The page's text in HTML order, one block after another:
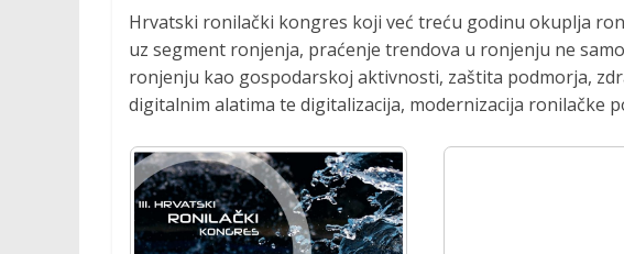
Hrvatski ronilački kongres koji već treću godinu okuplja
uz segment ronjenja, praćenje trendova u ronjenju ne
ronjenju kao gospodarskoj aktivnosti, zaštita podmorja,
digitalnim alatima te digitalizacija, modernizacija ronilačke